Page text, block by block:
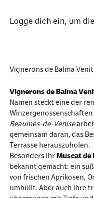
Logge dich ein, um
Vignerons de Balma
Vignerons de Balma
Namen steckt eine der
Beaumes-de-Venise
gemeinsam daran, das
Terrasse herauszuholen.
Besonders ihrMuscat de
bekannt gemacht: ein
von frischen Aprikosen,
umhüllt. Aber auch ihre